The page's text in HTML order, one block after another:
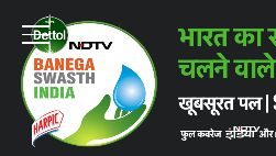
Home / किशोरावस्था में स्वास्थ्य तथा लैंगिक
किशोरावस्था में स्वास्थ्य तथा लैंगिक जागरूकता
राजस्थान में, स्‍कूल से